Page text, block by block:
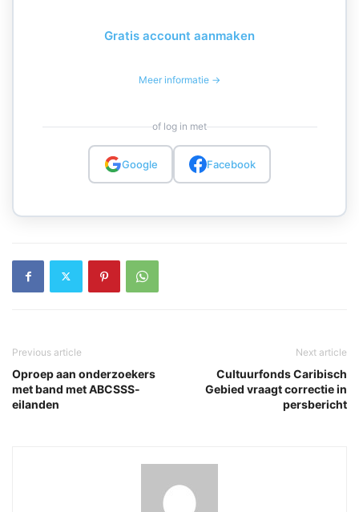
Gratis account aanmaken
Meer informatie →
of log in met
Google Facebook
Previous article
Oproep aan onderzoekers
met band met ABCSSS-
eilanden
Next article
Cultuurfonds Caribisch
Gebied vraagt correctie in
persbericht